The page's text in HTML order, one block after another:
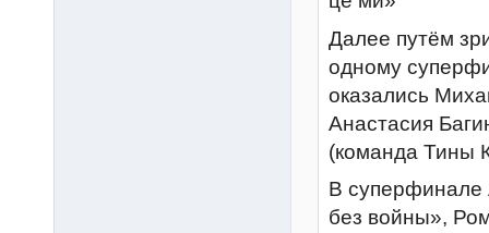
Далее путём
одному
оказались
Анастасия
(команда Тины
В суперфинале
без войны»,